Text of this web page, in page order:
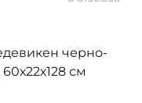
черно-
см